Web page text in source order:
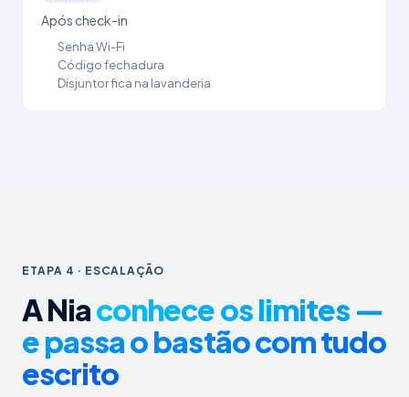
Após check-in
Senha Wi-Fi
Código fechadura
Disjuntor fica na lavanderia
ETAPA 4 · ESCALAÇÃO
A Niaconhece os limites —
e passa o bastão com tudo
escrito